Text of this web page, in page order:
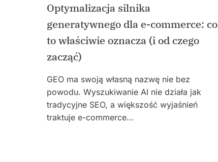
Optymalizacja silnika
generatywnego dla e-commerce: co
to właściwie oznacza (i od czego
zacząć)
GEO ma swoją własną nazwę nie bez
powodu. Wyszukiwanie AI nie działa jak
tradycyjne SEO, a większość wyjaśnień
traktuje e-commerce…